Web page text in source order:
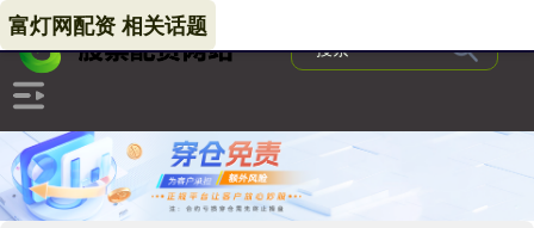
富灯网配资 相关话题